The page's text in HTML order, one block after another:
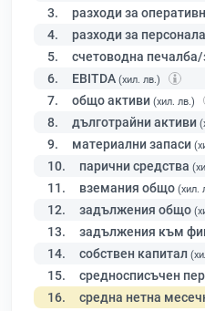
3. разходи за
4. разходи за персонала
5. счетоводна печалба/
6. EBITDA (хил. лв.)
7. общо активи (хил. лв.)
8. дълготрайни активи
9. материални запаси
10. парични средства
11. вземания общо (хил.
12. задължения общо
13. задължения към
14. собствен капитал
15. средносписъчен
16. средна нетна